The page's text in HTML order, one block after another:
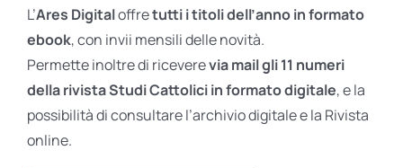
L’Ares Digitaloffretutti i titoli dell’anno in formato
ebook, con invii mensili delle novità.
Permette inoltre di riceverevia mail gli 11 numeri
della rivista Studi Cattolici in formato digitale, e la
possibilità di consultare l’archivio digitale e la Rivista
online.